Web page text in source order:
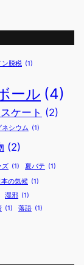
ン脱税 (1)
ール (4)
ケート (2)
ネシウム (1)
(2)
ズ (1) 夏バテ (1)
本の気候 (1)
湿邪 (1)
(1) 落語 (1)